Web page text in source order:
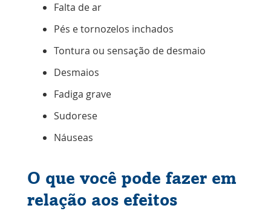
Falta de ar
Pés e tornozelos inchados
Tontura ou sensação de desmaio
Desmaios
Fadiga grave
Sudorese
Náuseas
O que você pode fazer em
relação aos efeitos